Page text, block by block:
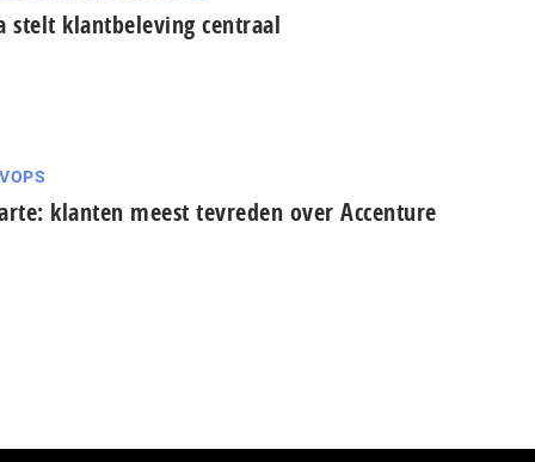
stelt klantbeleving centraal
klanten meest tevreden over Accenture